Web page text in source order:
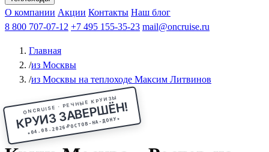
Чебоксарыиз Волгоградаиз Саратова Все города
КазаньВ Нижний НовгородВ ПермьВ Ростов-на-Дону
РыбинскНа СоловкиНа ВалаамПо ОкеПо Енисею
Афанасий Никитин Октябрьская революция
ФединАлександр СвешниковИван
МироновА.С.Попов
О компании Акции Контакты Наш блог
8 800 707-07-12 +7 495 155-35-23 mail@oncruise.ru
Главная
/из Москвы
/из Москвы на теплоходе Максим Литвинов
ONCRUISE · РЕЧНЫЕ КРУИЗЫ
КРУИЗ ЗАВЕРШЁН!
★ 04.08.2026
РОСТОВ-НА-ДОНУ★